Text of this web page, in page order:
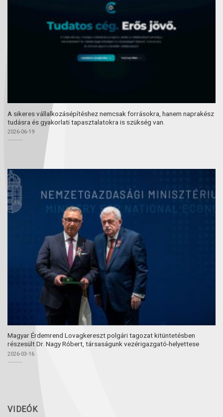
A sikeres vállalkozásépítéshez nemcsak forrásokra, hanem naprakész
tudásra és gyakorlati tapasztalatokra is szükség van.
2026-06-19
Magyar Érdemrend Lovagkereszt polgári tagozat kitüntetésben
részesült Dr. Nagy Róbert, társaságunk vezérigazgató-helyettese
2026-03-16
VIDEÓK